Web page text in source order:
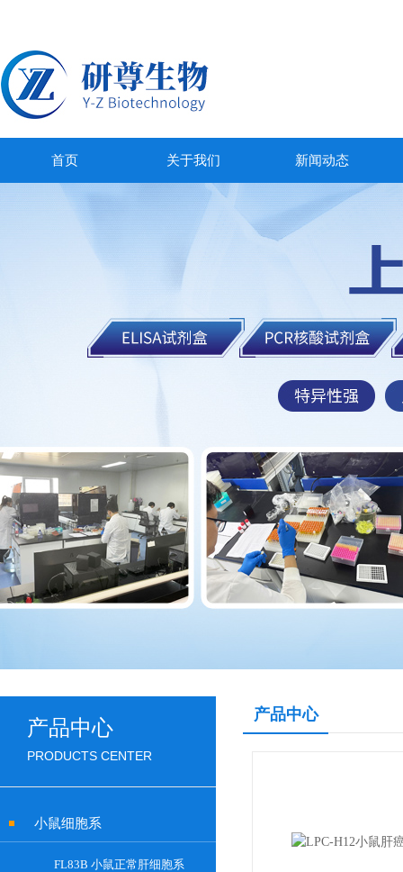
首页 关于我们 新闻动态
产品中心
PRODUCTS CENTER
小鼠细胞系
FL83B 小鼠正常肝细胞系
产品中心